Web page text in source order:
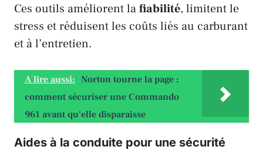
Ces outils améliorent lafiabilité, limitent le
stress et réduisent les coûts liés au carburant
et à l’entretien.
A lire aussi: Norton tourne la page :
comment sécuriser une Commando
961 avant qu'elle disparaisse
Aides à la conduite pour une sécurité